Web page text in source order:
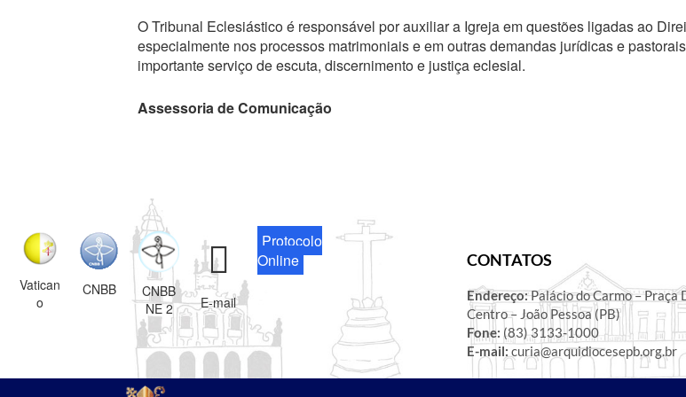
O Tribunal Eclesiástico é responsável por auxiliar a Igreja em questões ligadas ao
especialmente nos processos matrimoniais e em outras demandas jurídicas e
importante serviço de escuta, discernimento e justiça eclesial.
Assessoria de Comunicação
Vatican
o
CNBB
CNBB
NE 2
E-mail
Protocolo
Online
CONTATOS
Endereço:Palácio do Carmo – Praça
Centro – João Pessoa (PB)
Fone: (83) 3133-1000
E-mail: curia@arquidiocesepb.org.br